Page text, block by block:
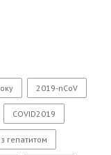
2019-nCoV
COVID2019
гепатитом